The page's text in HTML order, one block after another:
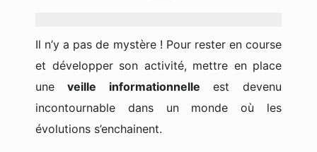
Il n’y a pas de mystère ! Pour rester en course
et développer son activité, mettre en place
une veille informationnelle est devenu
incontournable dans un monde où les
évolutions s’enchainent.